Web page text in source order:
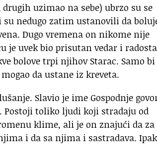
uzimao na sebe) ubrzo su se
nedugo zatim ustanovili da
Dugo vremena on nikome nije
je uvek bio prisutan vedar i
bolove trpi njihov Starac. Samo
da ustane iz kreveta.
Slavio je ime Gospodnje
Postoji toliko ljudi koji stradaju od
klime, ali je on znajući da za
i da sa njima i sastradava.